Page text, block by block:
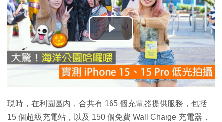
播
放
影
片
現時，在利園區內，合共有 165 個充電器提供服務，包括
15 個超級充電站，以及 150 個免費 Wall Charge 充電器，